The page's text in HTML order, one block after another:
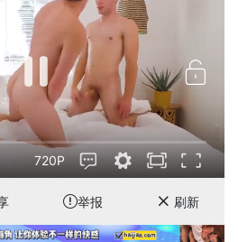
720P
举报 刷新